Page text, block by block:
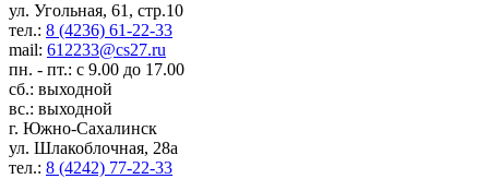
ул. Угольная, 61, стр.10
тел.: 8 (4236) 61-22-33
mail: 612233@cs27.ru
пн. - пт.: с 9.00 до 17.00
сб.: выходной
вс.: выходной
г. Южно-Сахалинск
ул. Шлакоблочная, 28а
тел.: 8 (4242) 77-22-33